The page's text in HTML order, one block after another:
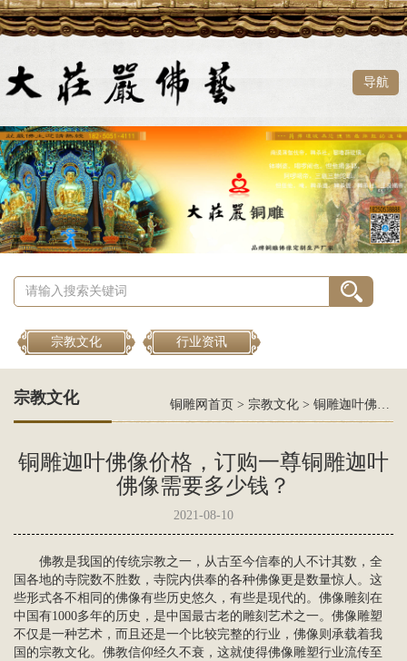
导航
宗教文化 行业资讯
宗教文化 铜雕网首页 > 宗教文化 > 铜雕迦叶佛像价格，订购一尊铜雕迦叶佛像需要多少钱？
铜雕迦叶佛像价格，订购一尊铜雕迦叶
佛像需要多少钱？
2021-08-10
佛教是我国的传统宗教之一，从古至今信奉的人不计其数，全
国各地的寺院数不胜数，寺院内供奉的各种佛像更是数量惊人。这
些形式各不相同的佛像有些历史悠久，有些是现代的。佛像雕刻在
中国有1000多年的历史，是中国最古老的雕刻艺术之一。佛像雕塑
不仅是一种艺术，而且还是一个比较完整的行业，佛像则承载着我
国的宗教文化。佛教信仰经久不衰，这就使得佛像雕塑行业流传至